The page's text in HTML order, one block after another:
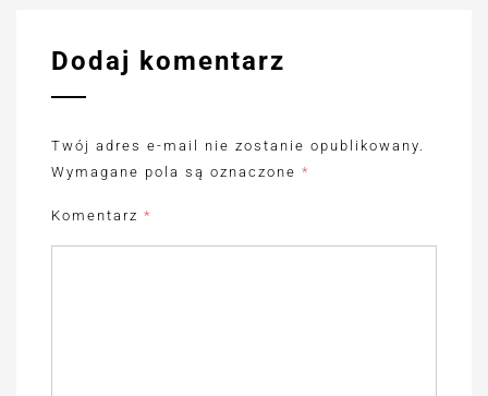
Dodaj komentarz
Twój adres e-mail nie zostanie opublikowany.
Wymagane pola są oznaczone *
Komentarz *